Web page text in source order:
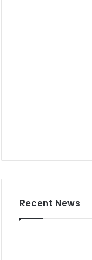
Recent News